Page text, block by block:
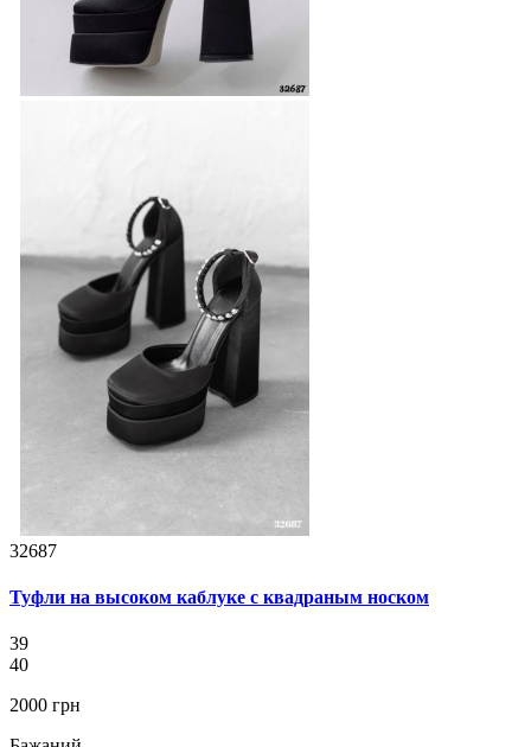
32687
Туфли на высоком каблуке с квадраным носком
39
40
2000 грн